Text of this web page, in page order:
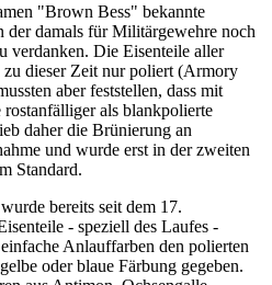
"Brown Bess" bekannte
der damals für Militärgewehre noch
verdanken. Die Eisenteile aller
zu dieser Zeit nur poliert (Armory
aber feststellen, dass mit
als blankpolierte
daher die Brünierung an
und wurde erst in der zweiten
Standard.
bereits seit dem 17.
- speziell des Laufes -
Anlauffarben den polierten
oder blaue Färbung gegeben.